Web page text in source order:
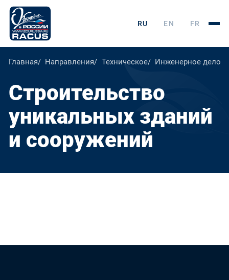
RU EN FR
Главная Направления Техническое Инженерное дело,
Строительство
уникальных зданий
и сооружений